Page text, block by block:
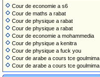
Cour de economie a s6
Cour de maths a rabat
Cour de physique a rabat
Cour de physique a rabat
Cour de economie a mohammedia
Cour de physique a kenitra
Cour de physique a fuck you
Cour de arabe a cours tce goulmima
Cour de arabe a cours tce goulmima